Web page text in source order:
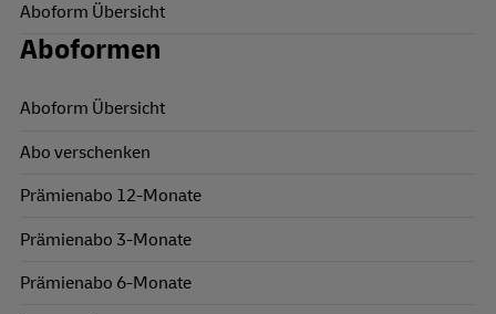
Aboform Übersicht
Aboformen
Aboform Übersicht
Abo verschenken
Prämienabo 12-Monate
Prämienabo 3-Monate
Prämienabo 6-Monate